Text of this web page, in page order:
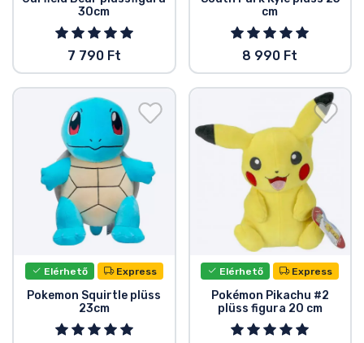
30cm
7 790 Ft
cm
8 990 Ft
Elérhető Express
Pokemon Squirtle plüss
23cm
Elérhető Express
Pokémon Pikachu #2
plüss figura 20 cm